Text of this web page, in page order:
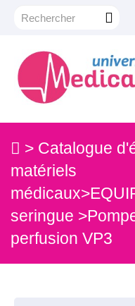
> Catalogue
matériels
médicaux>
seringue >
perfusion VP3